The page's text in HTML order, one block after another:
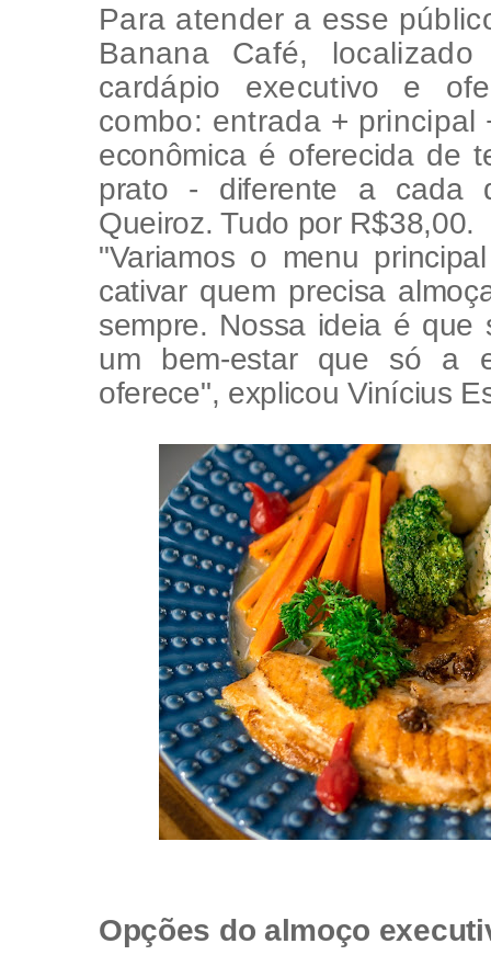
Para atender a esse
Banana Café,
cardápio executivo e
combo: entrada + principal
econômica é oferecida de
prato - diferente a cada
Queiroz. Tudo por R$38,00.
"Variamos o menu
cativar quem precisa
sempre. Nossa ideia é
um bem-estar que só a
oferece", explicou Vinícius
Opções do almoço